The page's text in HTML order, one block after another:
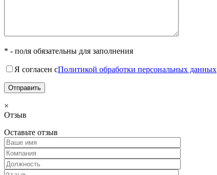
* - поля обязательны для заполнения
Я согласен сПолитикой обработки персональных данных
×
Отзыв
Оставьте отзыв